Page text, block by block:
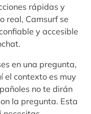
rápidas y
real, Camsurf se
y accesible
en una pregunta,
el contexto es muy
no te dirán
la pregunta. Esta